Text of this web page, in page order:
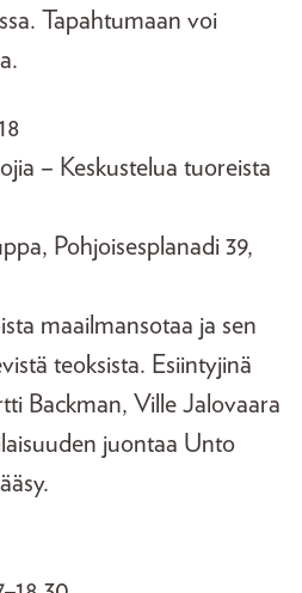
Tapahtumaan voi
– Keskustelua tuoreista
Pohjoisesplanadi 39,
maailmansotaa ja sen
teoksista. Esiintyjinä
Backman, Ville Jalovaara
juontaa Unto